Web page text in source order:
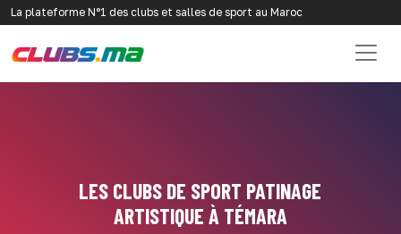
La plateforme N°1 des clubs et salles de sport au Maroc
LES CLUBS DE SPORT PATINAGE
ARTISTIQUE À TÉMARA